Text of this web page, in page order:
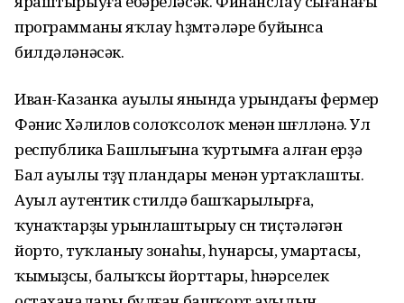
программаны яҡлау һөҙөмтәләре буйынса
билдәләнәсәк.
Иван-Казанка ауылы янында урындағы фермер
Фәнис Хәлилов солоҡсолоҡ менән шөғөлләнә. Ул
республика Башлығына ҡуртымға алған ерҙә
Бал ауылы төҙөү пландары менән уртаҡлашты.
Ауыл аутентик стилдә башҡарылырға,
ҡунаҡтарҙы урынлаштырыу өсөн тиҫтәләгән
йорто, туҡланыу зонаһы, һунарсы, умартасы,
ҡымыҙсы, балыҡсы йорттары, һөнәрселек